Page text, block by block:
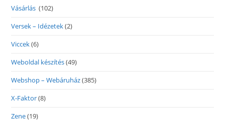
Vásárlás (102)
Versek – Idézetek(2)
Viccek(6)
Weboldal készítés(49)
Webshop – Webáruház(385)
X-Faktor(8)
Zene(19)